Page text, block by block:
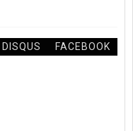
DISQUS FACEBOOK